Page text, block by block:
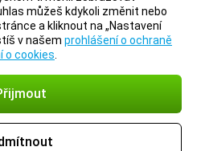
můžeš kdykoli změnit nebo
a kliknout na „Nastavení
v našem prohlášení o ochraně
o cookies